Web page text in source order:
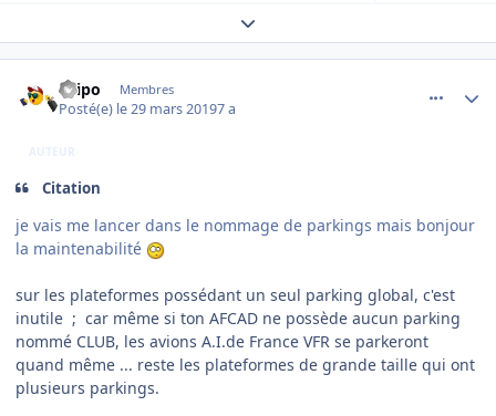
Expand topic overview
Filipo Membres
Posté(e) le 29 mars 20197 a
AUTEUR
Citation
je vais me lancer dans le nommage de parkings mais bonjour
la maintenabilité
sur les plateformes possédant un seul parking global, c'est
inutile ; car même si ton AFCAD ne possède aucun parking
nommé CLUB, les avions A.I.de France VFR se parkeront
quand même ... reste les plateformes de grande taille qui ont
plusieurs parkings.